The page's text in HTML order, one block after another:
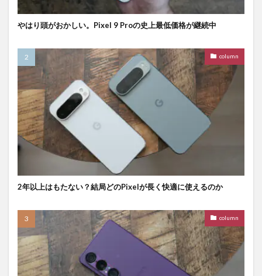
やはり頭がおかしい。Pixel 9 Proの史上最低価格が継続中
column
2年以上はもたない？結局どのPixelが長く快適に使えるのか
column